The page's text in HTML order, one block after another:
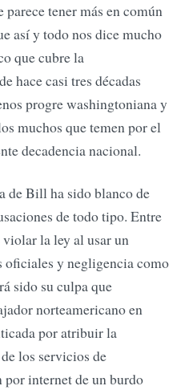
tener más en común
así y todo nos dice mucho
que cubre la
hace casi tres décadas
progre washingtoniana y
muchos que temen por el
decadencia nacional.
de Bill ha sido blanco de
de todo tipo. Entre
violar la ley al usar un
y negligencia como
sido su culpa que
norteamericano en
por atribuir la
los servicios de
internet de un burdo